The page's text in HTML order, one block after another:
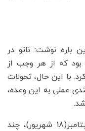
باره نوشت: ناتو در
که از هر وجب از
با این حال، تحولات
عملی به این وعده،
بر اساس این گزارش، در تاریخ ۹ سپتامبر(18 شهریور)، چند